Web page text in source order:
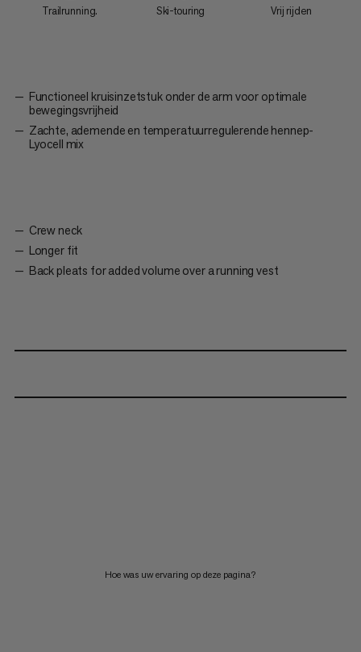
Trailrunning. Ski-touring Vrij rijden
Functioneel kruisinzetstuk onder de arm voor optimale
bewegingsvrijheid
Zachte, ademende en temperatuurregulerende hennep-
Lyocell mix
Crew neck
Longer fit
Back pleats for added volume over a running vest
Hoe was uw ervaring op deze pagina?